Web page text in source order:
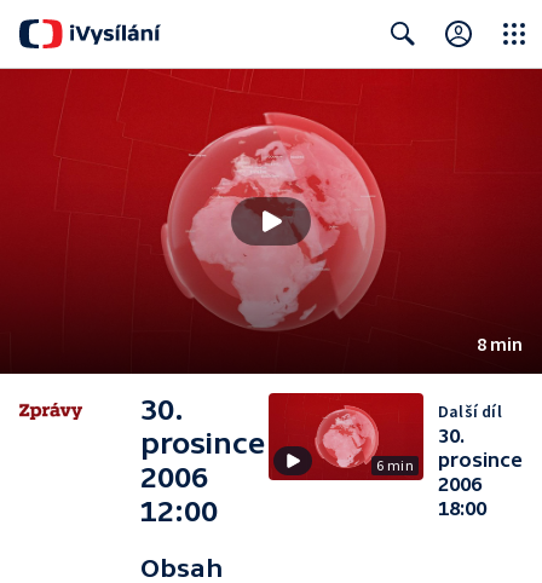
8 min
30.
prosince
2006
12:00
Obsah
6 min
Další díl
30.
prosince
2006
18:00